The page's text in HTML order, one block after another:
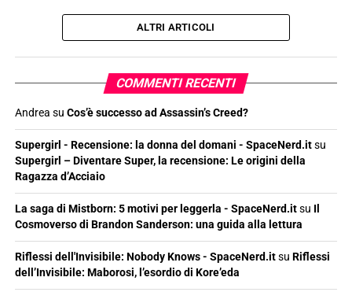
ALTRI ARTICOLI
COMMENTI RECENTI
Andrea su Cos’è successo ad Assassin’s Creed?
Supergirl - Recensione: la donna del domani - SpaceNerd.itsu
Supergirl – Diventare Super, la recensione: Le origini della
Ragazza d’Acciaio
La saga di Mistborn: 5 motivi per leggerla - SpaceNerd.itsu Il
Cosmoverso di Brandon Sanderson: una guida alla lettura
Riflessi dell'Invisibile: Nobody Knows - SpaceNerd.itsu Riflessi
dell’Invisibile: Maborosi, l’esordio di Kore’eda